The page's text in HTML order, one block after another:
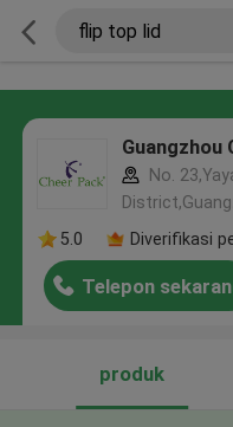
Guangzhou
No.
5.0
Diverifikasi
Telepon
produk